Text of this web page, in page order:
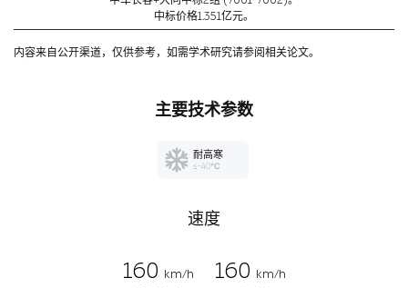
中标价格1.351亿元。
内容来自公开渠道，仅供参考，如需学术研究请参阅相关论文。
主要技术参数
耐高寒
≤-40℃
速度
160
km/h
160
km/h